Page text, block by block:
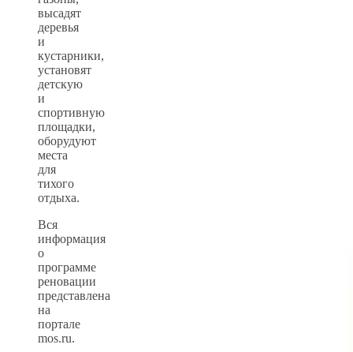
высадят
деревья
и
кустарники,
установят
детскую
и
спортивную
площадки,
оборудуют
места
для
тихого
отдыха.
Вся
информация
о
программе
реновации
представлена
на
портале
mos.ru.